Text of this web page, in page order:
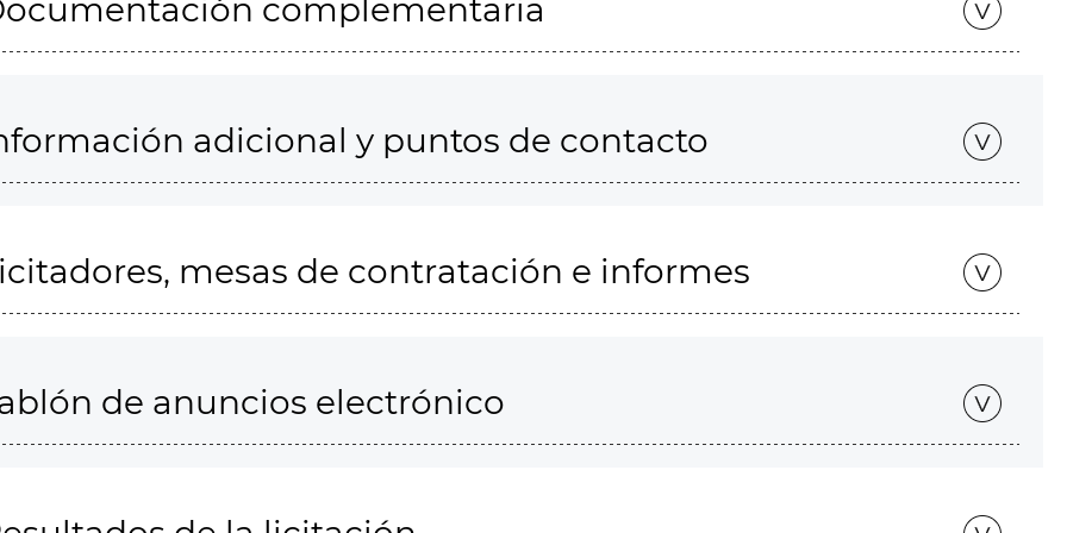
complementaria
adicional y puntos de contacto
mesas de contratación e informes
de anuncios electrónico